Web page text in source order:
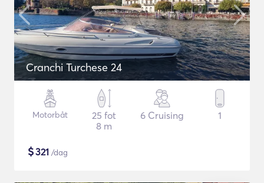
Cranchi Turchese 24
Motorbåt
25 fot
8 m
6 Cruising 1
$321 /dag